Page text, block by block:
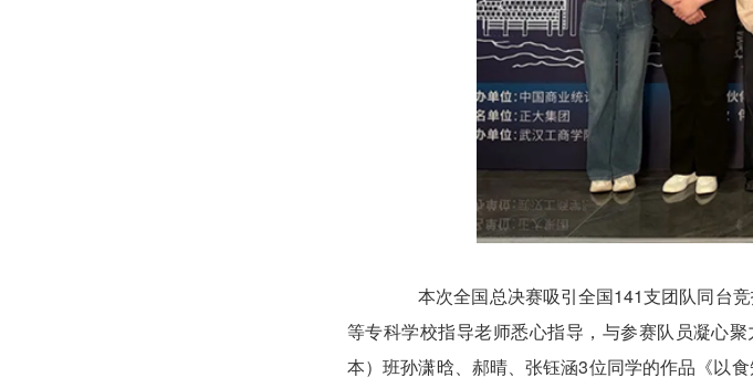
本次全国总决赛吸引全国141支团队同台竞
等专科学校指导老师悉心指导，与参赛队员凝心
本）班孙潇晗、郝晴、张钰涵3位同学的作品《以